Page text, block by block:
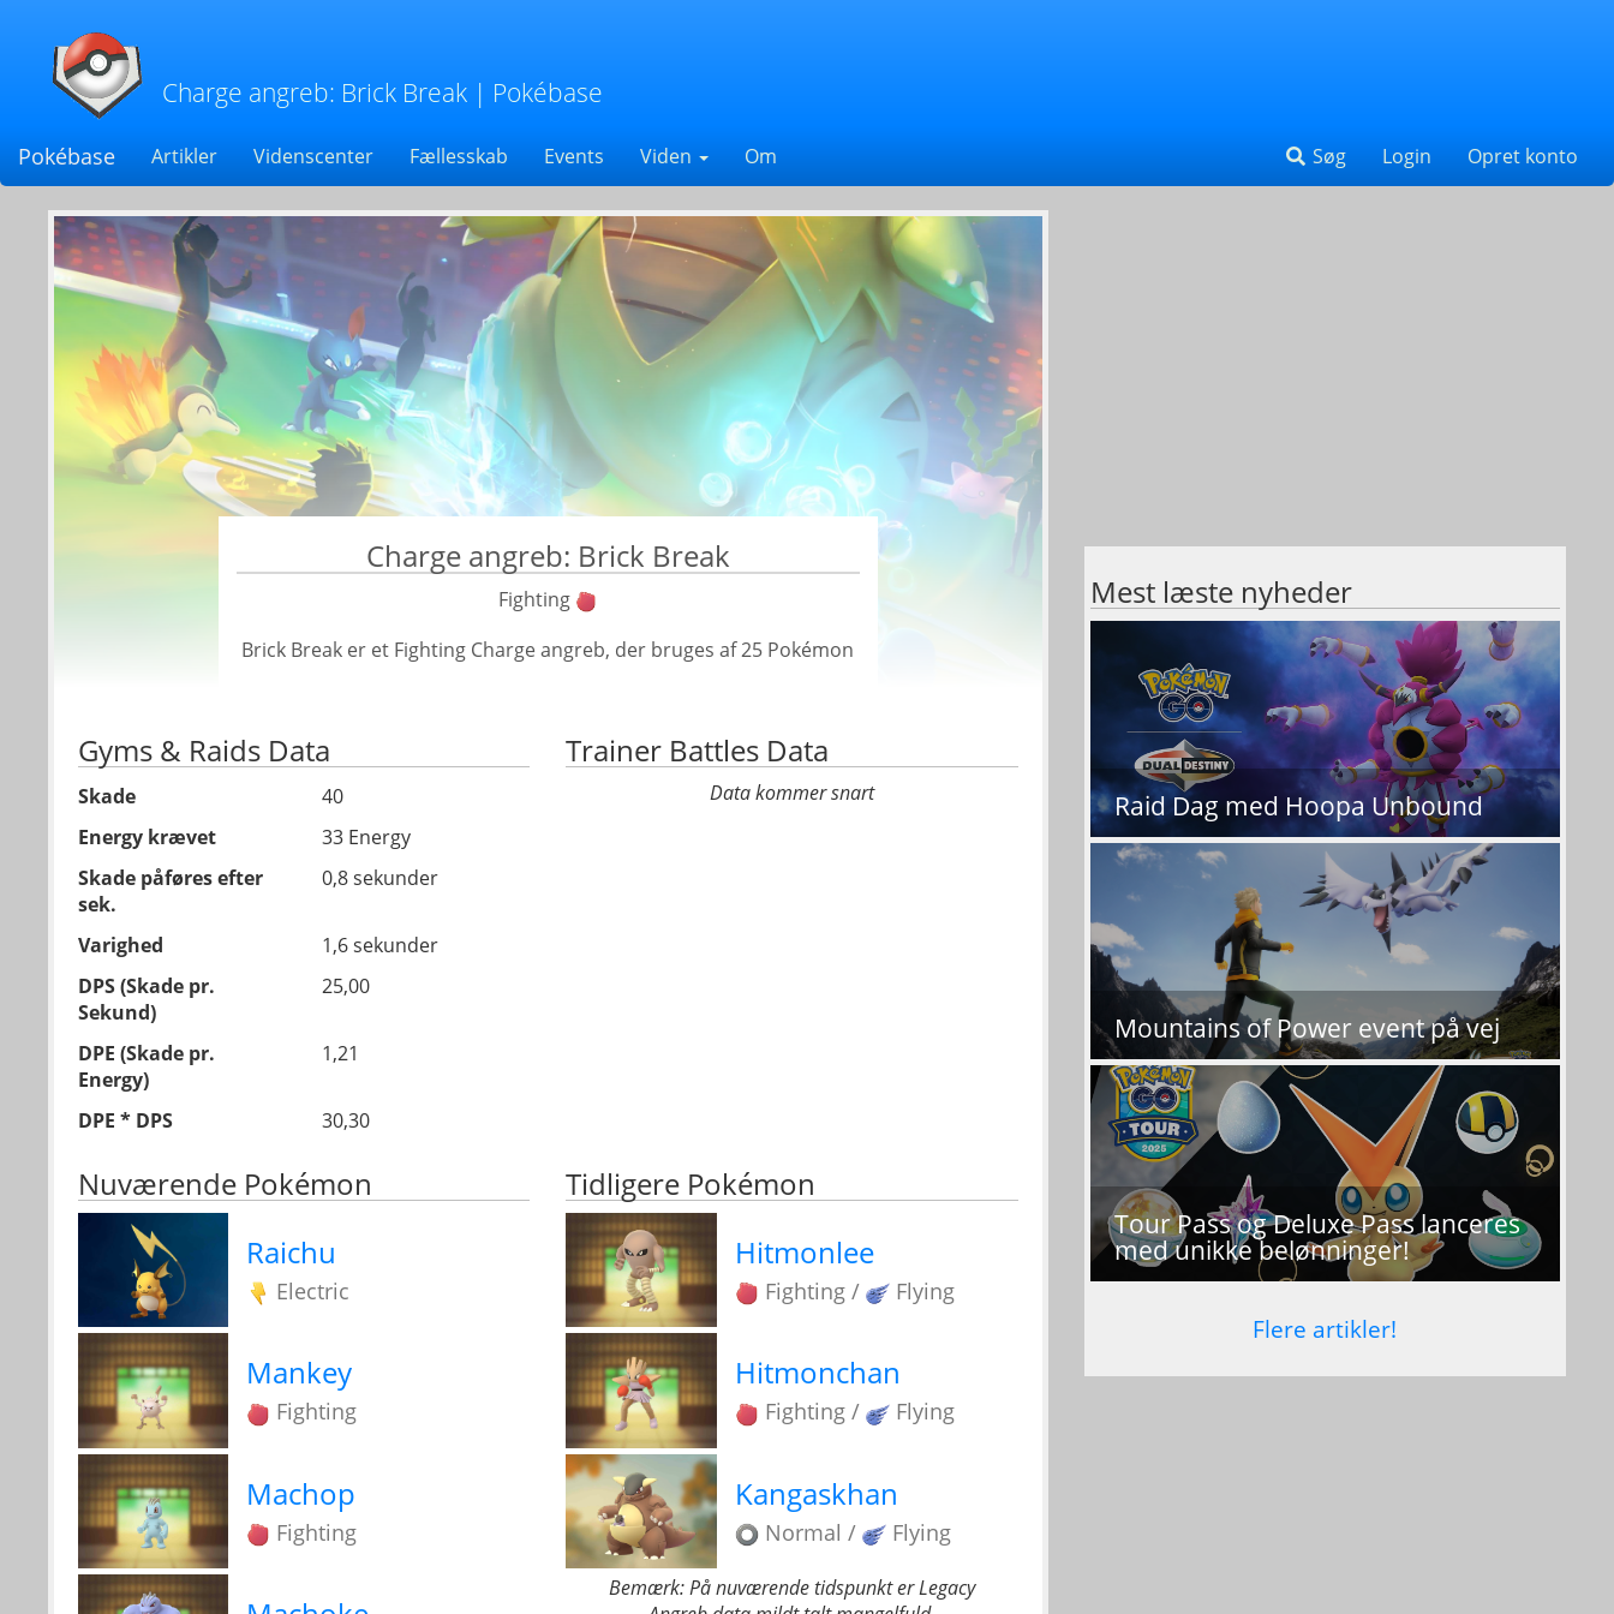
Charge angreb: Brick Break | Pokébase
Pokébase Artikler Videnscenter Fællesskab Events Viden Om Søg Login Opret konto
Charge angreb: Brick Break
Fighting
Brick Break er et Fighting Charge angreb, der bruges af 25 Pokémon
Gyms & Raids Data
Skade
40
Energy krævet
33 Energy
Skade påføres efter
sek.
0,8 sekunder
Varighed
1,6 sekunder
DPS (Skade pr.
Sekund)
25,00
DPE (Skade pr.
Energy)
1,21
DPE * DPS 30,30
Trainer Battles Data
Data kommer snart
Nuværende Pokémon
Raichu
Electric
Mankey
Fighting
Machop
Fighting
Tidligere Pokémon
Hitmonlee
Fighting / Flying
Hitmonchan
Fighting / Flying
Kangaskhan
Normal / Flying
Bemærk: På nuværende tidspunkt er Legacy
Mest læste nyheder
Raid Dag med Hoopa Unbound
Mountains of Power event på vej
Tour Pass og Deluxe Pass lanceres
med unikke belønninger!
Flere artikler!